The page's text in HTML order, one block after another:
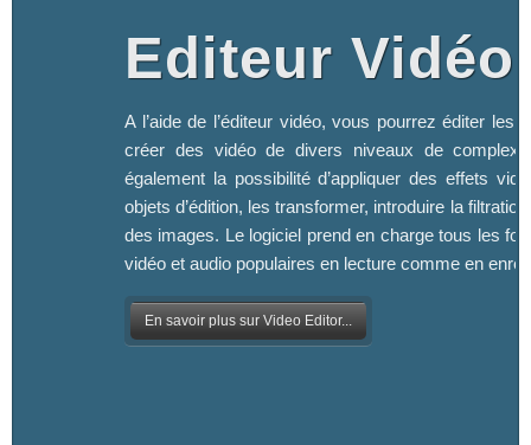
Editeur Vidéo
A l’aide de l’éditeur vidéo, vous pourrez éditer les
créer des vidéo de divers niveaux de
également la possibilité d’appliquer des effets
objets d’édition, les transformer, introduire la
des images. Le logiciel prend en charge tous les
vidéo et audio populaires en lecture comme en
En savoir plus sur Video Editor...